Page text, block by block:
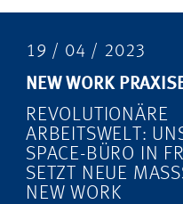
19 / 04 / 2023
NEW WORK
REVOLUTIONÄRE
ARBEITSWELT:
SPACE-BÜRO IN
SETZT NEUE
EW WORK